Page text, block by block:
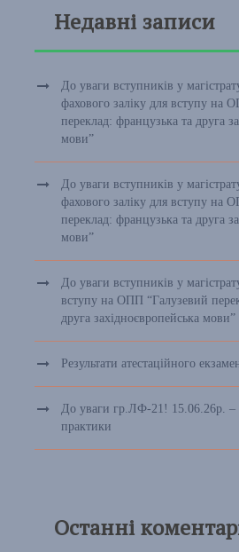
Недавні записи
До уваги вступників у
фахового заліку для вступу на
переклад: французька та друга
мови”
До уваги вступників у
фахового заліку для вступу на
переклад: французька та друга
мови”
До уваги вступників у
вступу на ОПП “Галузевий
друга західноєвропейська мови”
Результати атестаційного
До уваги гр.ЛФ-21! 15.06.26р. –
практики
Останні